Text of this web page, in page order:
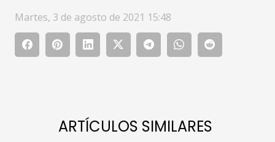
Martes, 3 de agosto de 2021 15:48
ARTÍCULOS SIMILARES